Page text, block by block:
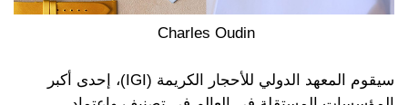
Charles Oudin
سيقوم المعهد الدولي للأحجار الكريمة (IGI)، إحدى أكبر